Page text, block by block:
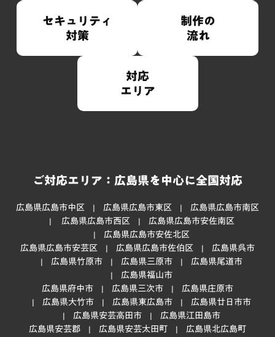
セキュリティ
対策
制作の
流れ
対応
エリア
ご対応エリア：広島県を中心に全国対応
広島県広島市中区 広島県広島市東区
広島県広島市南区
広島県広島市西区
広島県広島市安佐南区
広島県広島市安佐北区
広島県広島市安芸区
広島県広島市佐伯区
広島県呉市
広島県竹原市
広島県三原市
広島県尾道市
広島県福山市
広島県府中市
広島県三次市
広島県庄原市
広島県大竹市
広島県東広島市
広島県廿日市市
広島県安芸高田市
広島県江田島市
広島県安芸郡
広島県安芸太田町
広島県北広島町